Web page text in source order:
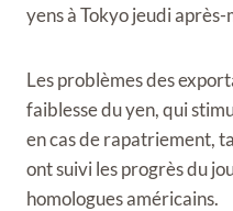
yens à Tokyo jeudi après-
Les problèmes des
faiblesse du yen, qui
en cas de rapatriement,
ont suivi les progrès du
homologues américains.